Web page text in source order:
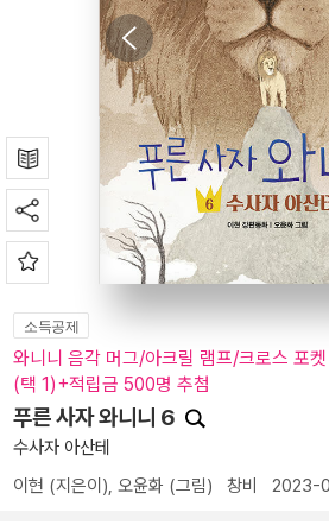
소득공제
와니니 음각 머그/아크릴 램프/크로스 포
(택 1)+적립금 500명 추첨
푸른 사자 와니니 6
수사자 아산테
이현 (지은이), 오윤화 (그림) 창비 2023-